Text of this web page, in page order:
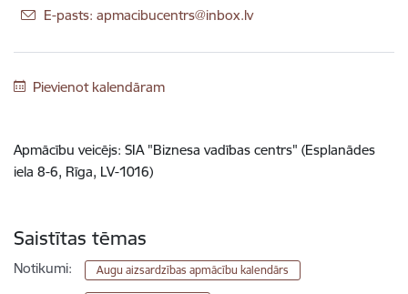
E-pasts: apmacibucentrs@inbox.lv
Pievienot kalendāram
Apmācību veicējs: SIA "Biznesa vadības centrs" (Esplanādes
iela 8-6, Rīga, LV-1016)
Saistītas tēmas
Notikumi: Augu aizsardzības apmācību kalendārs